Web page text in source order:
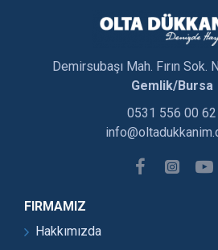
Demirsubaşı Mah. Fırın Sok.
Gemlik/Bursa
0531 556 00 62
FIRMAMIZ
Hakkımızda